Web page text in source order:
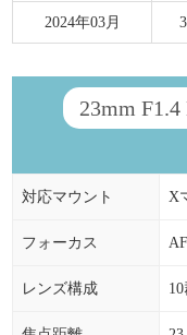
2024年03月
23mm
対応マウント X
フォーカス
レンズ構成